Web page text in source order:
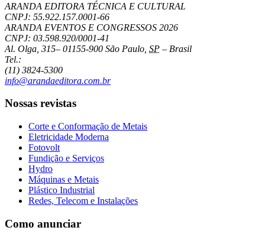
ARANDA EDITORA TÉCNICA E CULTURAL
CNPJ: 55.922.157.0001-66
ARANDA EVENTOS E CONGRESSOS 2026
CNPJ: 03.598.920/0001-41
Al. Olga, 315– 01155-900 São Paulo SP – Brasil
Tel.:
(11) 3824-5300
info@arandaeditora.com.br
Nossas revistas
Corte e Conformação de Metais
Eletricidade Moderna
Fotovolt
Fundição e Serviços
Hydro
Máquinas e Metais
Plástico Industrial
Redes, Telecom e Instalações
Como anunciar